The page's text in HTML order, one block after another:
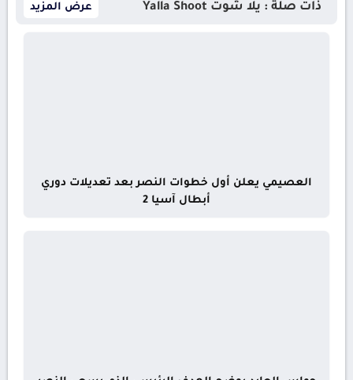
ذات صلة : يلا شوت Yalla Shoot عرض المزيد
العصيمي يعلن أول خطوات النصر بعد تعديلات دوري
أبطال آسيا 2